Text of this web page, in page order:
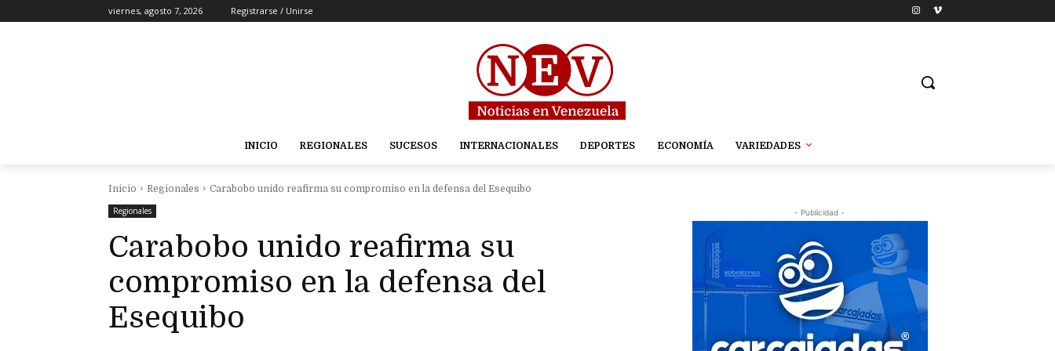
viernes, agosto 7, 2026 Registrarse / Unirse
INICIO REGIONALES SUCESOS INTERNACIONALES DEPORTES ECONOMÍA VARIEDADES
Inicio Regionales
Carabobo unido reafirma su compromiso en la defensa del Esequibo
Regionales
Carabobo unido reafirma su
compromiso en la defensa del
Esequibo
- Publicidad -